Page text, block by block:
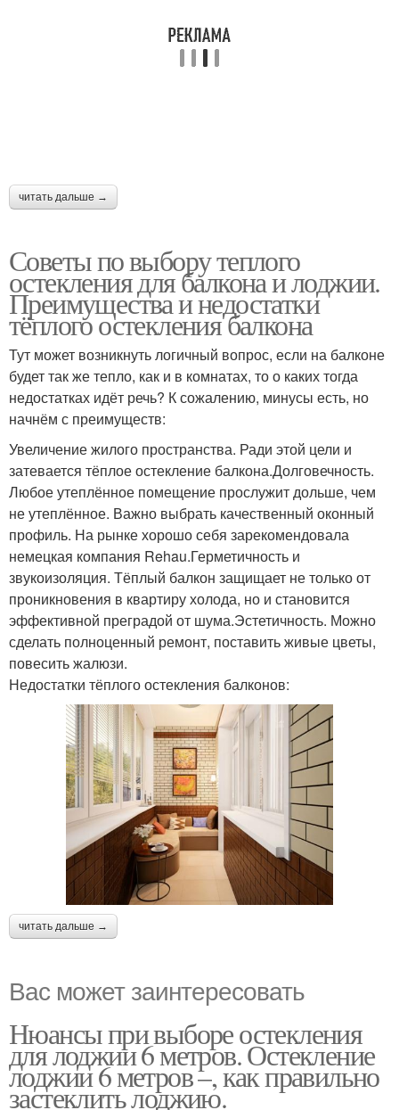
читать дальше →
Советы по выбору теплого
остекления для балкона и лоджии.
Преимущества и недостатки
тёплого остекления балкона
Тут может возникнуть логичный вопрос, если на балконе
будет так же тепло, как и в комнатах, то о каких тогда
недостатках идёт речь? К сожалению, минусы есть, но
начнём с преимуществ:
Увеличение жилого пространства. Ради этой цели и
затевается тёплое остекление балкона.Долговечность.
Любое утеплённое помещение прослужит дольше, чем
не утеплённое. Важно выбрать качественный оконный
профиль. На рынке хорошо себя зарекомендовала
немецкая компания Rehau.Герметичность и
звукоизоляция. Тёплый балкон защищает не только от
проникновения в квартиру холода, но и становится
эффективной преградой от шума.Эстетичность. Можно
сделать полноценный ремонт, поставить живые цветы,
повесить жалюзи.
Недостатки тёплого остекления балконов:
читать дальше →
Вас может заинтересовать
Нюансы при выборе остекления
для лоджии 6 метров. Остекление
лоджии 6 метров –, как правильно
застеклить лоджию.